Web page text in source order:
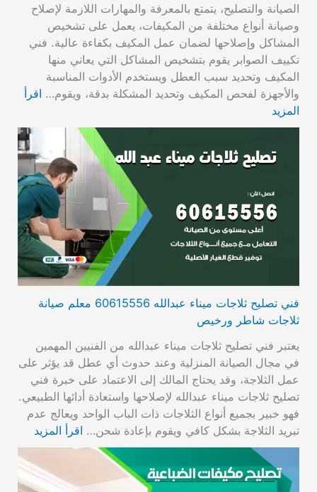
الصيانة والتصليح، يتمتع بالمعرفة والمهارات اللازمة لإصلاح
وصيانة أنواع مختلفة من المكيفات، يعمل على تشخيص
المشاكل وإصلاحها لضمان عمل المكيف بكفاءة عالية. فني
تكييف الصوابر يقوم بتشخيص المشاكل التي يعاني منها
المكيف وتحديد سبب العطل ويستخدم الأدوات المناسبة
والأجهزة لفحص المكيف وتحديد المشكلة بدقة، ويقوم… اقرأ
المزيد
فني تصليح ثلاجات ميناء عبدالله 60615556 معلم صيانة
ثلاجات شاطر ورخيص
يعتبر فني تصليح ثلاجات ميناء عبدالله من الفنيين المهمين
في مجال الصيانة المنزلية وعند حدوث أي عطل قد يؤثر على
عمل الثلاجة، وقد يحتاج المالك إلى الاعتماد على خبرة فني
تصليح ثلاجات ميناء عبدالله لإصلاحها واستعادة أدائها الطبيعي.
فهو خبير بجميع أنواع الثلاجات ذات الباب الواحد ويعالج عدم
تبريد الثلاجة بشكل كافي ويقوم بإعادة شحن… اقرأ المزيد